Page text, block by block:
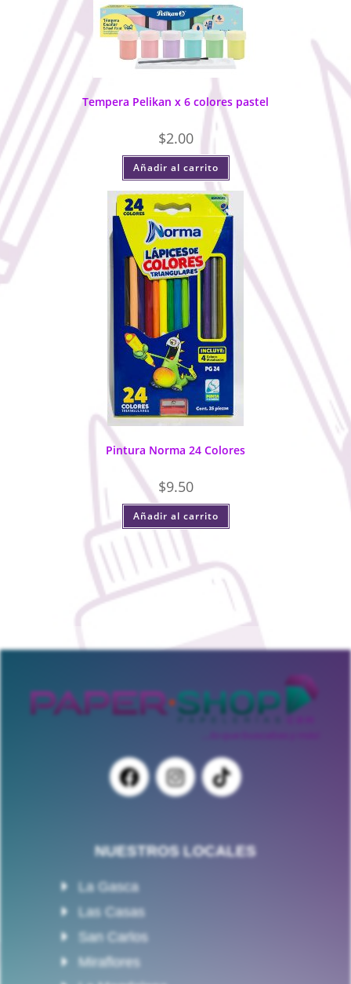
Tempera Pelikan x 6 colores pastel
$2.00
Añadir al carrito
Pintura Norma 24 Colores
$9.50
Añadir al carrito
NUESTROS LOCALES
La Gasca
Las Casas
San Carlos
Miraflores